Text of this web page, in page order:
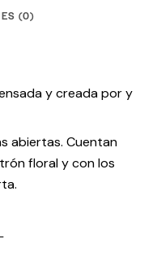
(0)
y creada por y
abiertas. Cuentan
floral y con los